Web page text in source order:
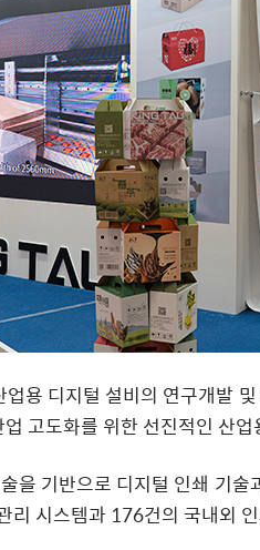
용 디지털 설비의 연구개발
고도화를 위한 선진적인 산
을 기반으로 디지털 인쇄 기
리 시스템과 176건의 국내외